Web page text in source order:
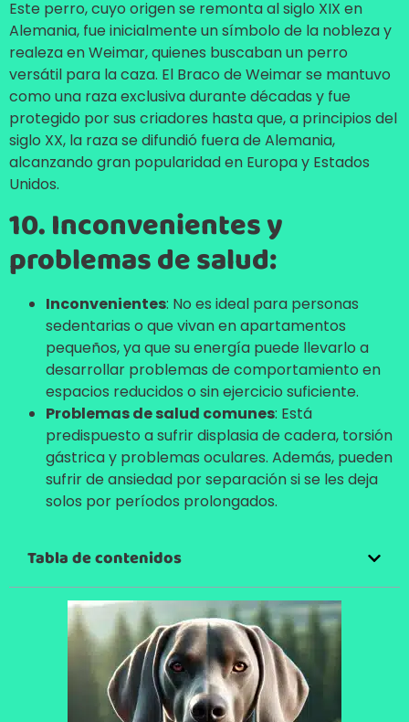
Este perro, cuyo origen se remonta al siglo XIX en
Alemania, fue inicialmente un símbolo de la nobleza y
realeza en Weimar, quienes buscaban un perro
versátil para la caza. El Braco de Weimar se mantuvo
como una raza exclusiva durante décadas y fue
protegido por sus criadores hasta que, a principios del
siglo XX, la raza se difundió fuera de Alemania,
alcanzando gran popularidad en Europa y Estados
Unidos.
10. Inconvenientes y
problemas de salud:
Inconvenientes: No es ideal para personas
sedentarias o que vivan en apartamentos
pequeños, ya que su energía puede llevarlo a
desarrollar problemas de comportamiento en
espacios reducidos o sin ejercicio suficiente.
Problemas de salud comunes: Está
predispuesto a sufrir displasia de cadera, torsión
gástrica y problemas oculares. Además, pueden
sufrir de ansiedad por separación si se les deja
solos por períodos prolongados.
Tabla de contenidos